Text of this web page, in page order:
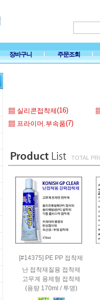
장바구니 주문조회
▦ 실리콘접착제(16)
▦ 프라이머.부속품(7)
TOTAL
[#14375] PE PP 접착제
난 접착재질용 접착제
고무계 용제형 접착제
(용량 170ml / 투명)